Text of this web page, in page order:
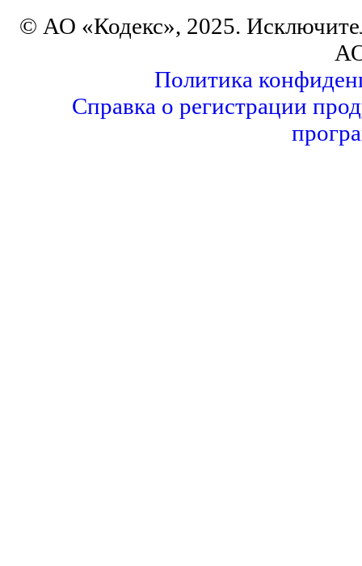
© АО «Кодекс», 2025.
Политика
Справка о регистрации